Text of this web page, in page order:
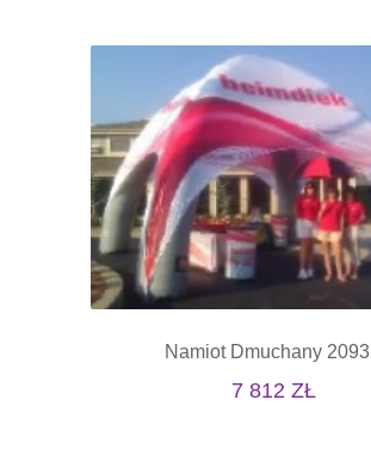
Namiot Dmuchany 2093
7 812 ZŁ